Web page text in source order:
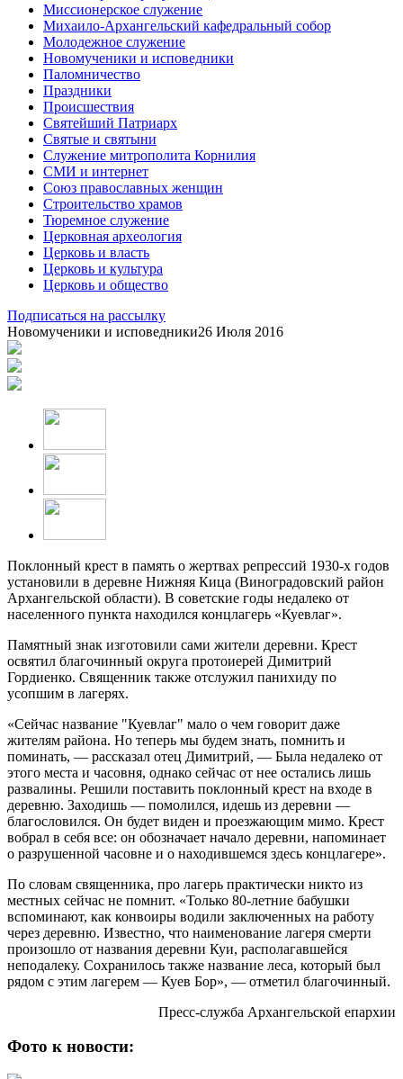
Миссионерское служение
Михаило-Архангельский кафедральный собор
Молодежное служение
Новомученики и исповедники
Паломничество
Праздники
Происшествия
Святейший Патриарх
Святые и святыни
Служение митрополита Корнилия
СМИ и интернет
Союз православных женщин
Строительство храмов
Тюремное служение
Церковная археология
Церковь и власть
Церковь и культура
Церковь и общество
Подписаться на рассылку
Новомученики и исповедники26 Июля 2016
Поклонный крест в память о жертвах репрессий 1930-х годов
установили в деревне Нижняя Кица (Виноградовский район
Архангельской области). В советские годы недалеко от
населенного пункта находился концлагерь «Куевлаг».
Памятный знак изготовили сами жители деревни. Крест
освятил благочинный округа протоиерей Димитрий
Гордиенко. Священник также отслужил панихиду по
усопшим в лагерях.
«Сейчас название "Куевлаг" мало о чем говорит даже
жителям района. Но теперь мы будем знать, помнить и
поминать, — рассказал отец Димитрий, — Была недалеко от
этого места и часовня, однако сейчас от нее остались лишь
развалины. Решили поставить поклонный крест на входе в
деревню. Заходишь — помолился, идешь из деревни —
благословился. Он будет виден и проезжающим мимо. Крест
вобрал в себя все: он обозначает начало деревни, напоминает
о разрушенной часовне и о находившемся здесь концлагере».
По словам священника, про лагерь практически никто из
местных сейчас не помнит. «Только 80-летние бабушки
вспоминают, как конвоиры водили заключенных на работу
через деревню. Известно, что наименование лагеря смерти
произошло от названия деревни Куи, располагавшейся
неподалеку. Сохранилось также название леса, который был
рядом с этим лагерем — Куев Бор», — отметил благочинный.
Пресс-служба Архангельской епархии
Фото к новости: